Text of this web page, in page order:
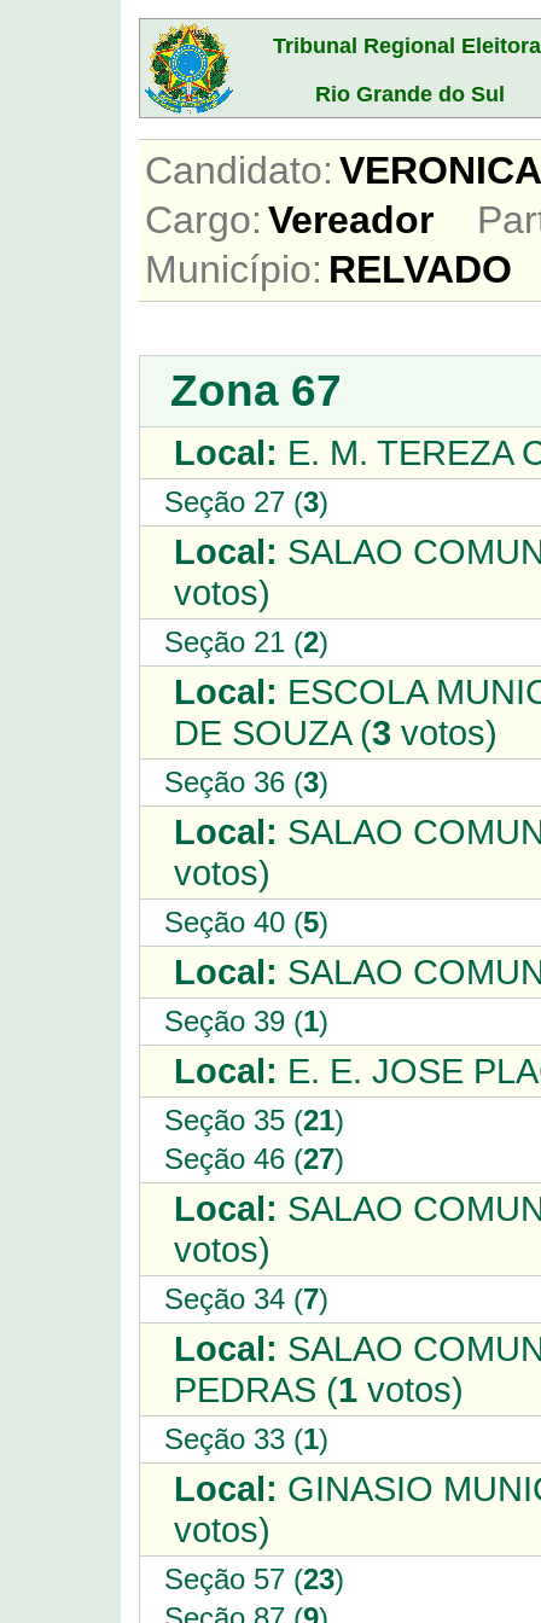
Tribunal Regional
Rio Grande do Sul
Candidato:
Cargo: Vereador
Município: RELVADO
Zona 67
Local: E. M. TEREZA
Seção 27 (3)
Local: SALAO
votos)
Seção 21 (2)
Local: ESCOLA
DE SOUZA (3 votos)
Seção 36 (3)
Local: SALAO
votos)
Seção 40 (5)
Local: SALAO
Seção 39 (1)
Local: E. E. JOSE
Seção 35 (21)
Seção 46 (27)
Local: SALAO
votos)
Seção 34 (7)
Local: SALAO
PEDRAS (1 votos)
Seção 33 (1)
Local: GINASIO
votos)
Seção 57 (23)